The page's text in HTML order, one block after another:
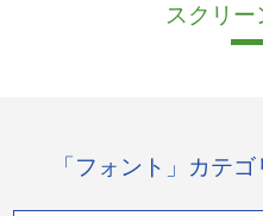
スクリー
「フォント」カテ